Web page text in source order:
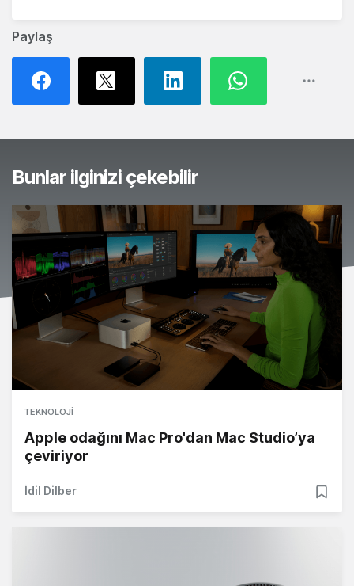
Paylaş
Bunlar ilginizi çekebilir
TEKNOLOJI
Apple odağını Mac Pro'dan Mac Studio’ya
çeviriyor
İdil Dilber